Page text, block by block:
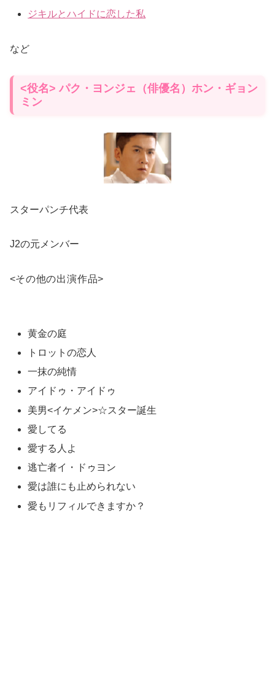
ジキルとハイドに恋した私
など
<役名> パク・ヨンジェ（俳優名）ホン・ギョン
ミン
スターパンチ代表
J2の元メンバー
<その他の出演作品>
黄金の庭
トロットの恋人
一抹の純情
アイドゥ・アイドゥ
美男<イケメン>☆スター誕生
愛してる
愛する人よ
逃亡者イ・ドゥヨン
愛は誰にも止められない
愛もリフィルできますか？